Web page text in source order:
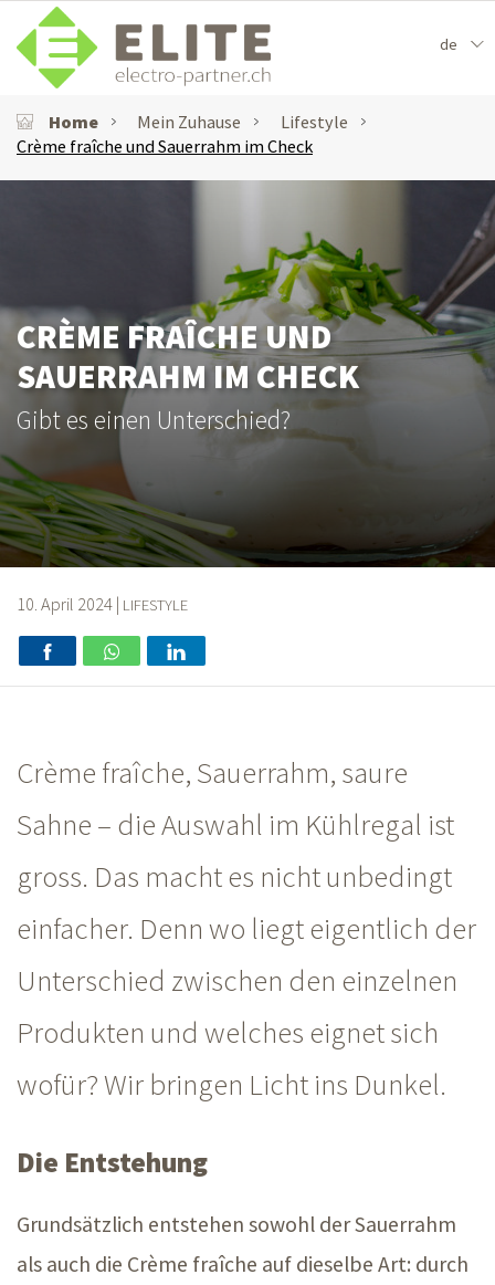
de
Home Mein Zuhause
Lifestyle
Crème fraîche und Sauerrahm im Check
CRÈME FRAÎCHE UND
SAUERRAHM IM CHECK
Gibt es einen Unterschied?
10. April 2024 | LIFESTYLE
Crème fraîche, Sauerrahm, saure
Sahne – die Auswahl im Kühlregal ist
gross. Das macht es nicht unbedingt
einfacher. Denn wo liegt eigentlich der
Unterschied zwischen den einzelnen
Produkten und welches eignet sich
wofür? Wir bringen Licht ins Dunkel.
Die Entstehung
Grundsätzlich entstehen sowohl der Sauerrahm
als auch die Crème fraîche auf dieselbe Art: durch